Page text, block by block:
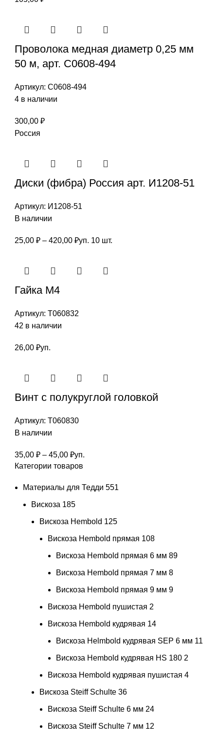
Проволока медная диаметр 0,25 мм
50 м, арт. С0608-494
Артикул: С0608-494
4 в наличии
300,00 ₽
Россия
Диски (фибра) Россия арт. И1208-51
Артикул: И1208-51
В наличии
25,00 ₽ – 420,00 ₽Диапазон
–
уп. 10 шт.
Гайка М4
Артикул: Т060832
42 в наличии
26,00 ₽уп.
Винт с полукруглой головкой
Артикул: Т060830
В наличии
35,00 ₽ – 45,00 ₽Диапазон
цен:
–
45,00 ₽
уп.
Категории товаров
Материалы для Тедди 551
Вискоза 185
Вискоза Hembold 125
Вискоза Hembold прямая 108
Вискоза Hembold прямая 6 мм 89
Вискоза Hembold прямая 7 мм 8
Вискоза Hembold прямая 9 мм 9
Вискоза Hembold пушистая 2
Вискоза Hembold кудрявая 14
Вискоза Helmbold кудрявая SEP 6 мм 11
Вискоза Hembold кудрявая HS 180 2
Вискоза Hembold кудрявая пушистая 4
Вискоза Steiff Schulte 36
Вискоза Steiff Schulte 6 мм 24
Вискоза Steiff Schulte 7 мм 12